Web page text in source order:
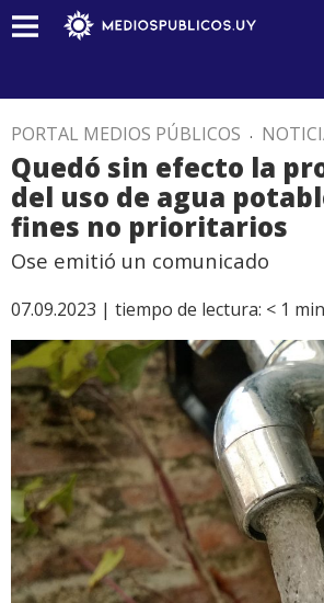
PORTAL MEDIOS PÚBLICOS .
Quedó sin efecto la
del uso de agua
fines no prioritarios
Ose emitió un comunicado
07.09.2023 | tiempo de lectura: < 1